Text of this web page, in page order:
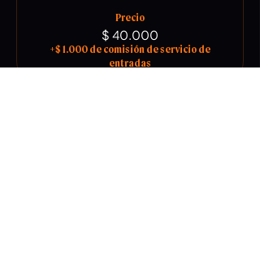
Precio
$ 40.000
+$ 1.000 de comisión de servicio de
entradas